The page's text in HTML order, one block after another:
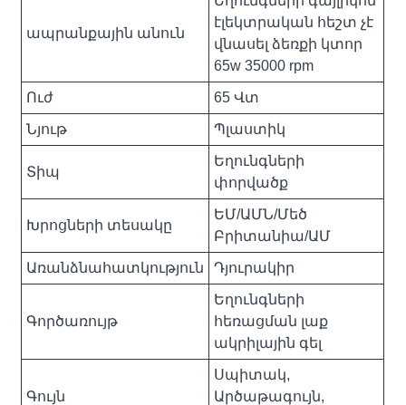
ապրանքային անուն
էլեկտրական հեշտ չէ
վնասել ձեռքի կտոր
65w 35000 rpm
Ուժ 65 Վտ
Նյութ Պլաստիկ
Տիպ
Եղունգների
փորվածք
Խրոցների տեսակը
ԵՄ/ԱՄՆ/Մեծ
Բրիտանիա/ԱՄ
Առանձնահատկություն Դյուրակիր
Գործառույթ
Եղունգների
հեռացման լաք
ակրիլային գել
Գույն
Սպիտակ,
Արծաթագույն,